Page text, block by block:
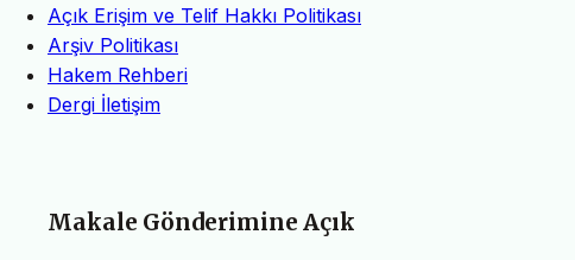
Açık Erişim ve Telif Hakkı Politikası
Arşiv Politikası
Hakem Rehberi
Dergi İletişim
Makale Gönderimine Açık